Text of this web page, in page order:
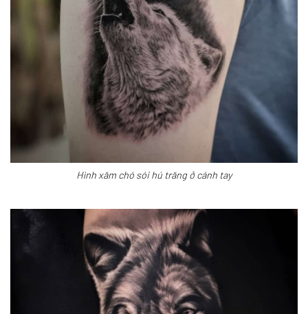
Hình xăm chó sói hú trăng ở cánh tay